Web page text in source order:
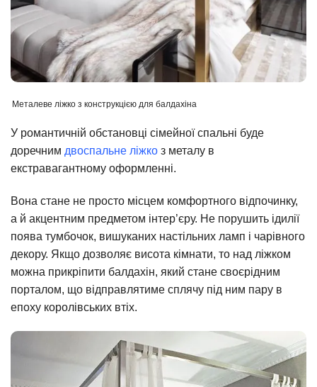
Металеве ліжко з конструкцією для балдахіна
У романтичній обстановці сімейної спальні буде
доречним двоспальне ліжко з металу в
екстравагантному оформленні.
Вона стане не просто місцем комфортного відпочинку,
а й акцентним предметом інтер’єру. Не порушить ідилії
поява тумбочок, вишуканих настільних ламп і чарівного
декору. Якщо дозволяє висота кімнати, то над ліжком
можна прикріпити балдахін, який стане своєрідним
порталом, що відправлятиме сплячу під ним пару в
епоху королівських втіх.